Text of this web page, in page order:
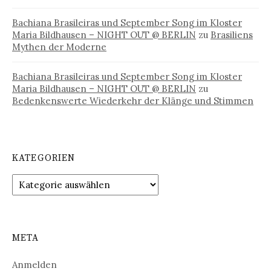
Bachiana Brasileiras und September Song im Kloster
Maria Bildhausen – NIGHT OUT @ BERLIN zu Brasiliens
Mythen der Moderne
Bachiana Brasileiras und September Song im Kloster
Maria Bildhausen – NIGHT OUT @ BERLIN zu
Bedenkenswerte Wiederkehr der Klänge und Stimmen
KATEGORIEN
Kategorien
META
Anmelden